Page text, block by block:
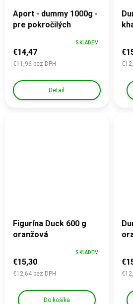
Aport - dummy 1000g -
pre pokročilých
€11,96 bez DPH
€14,47
SKLADEM
Detail
Figurína Duck 600 g
oranžová
€12,64 bez DPH
€15,30
SKLADEM
Do košíka